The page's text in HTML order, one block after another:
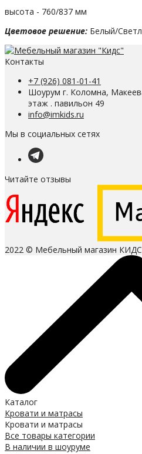
высота - 760/837 мм
Цветовое решение: Белый/
Контакты
+7 (926) 081-01-41
Шоурум г. Коломна,
этаж . павильон 49
info@imkids.ru
Мы в социальных сетях
Читайте отзывы
2022 © Мебельный магазин КИДС
Каталог
Кровати и матрасы
Кровати и матрасы
Все товары категории
В наличии в шоуруме